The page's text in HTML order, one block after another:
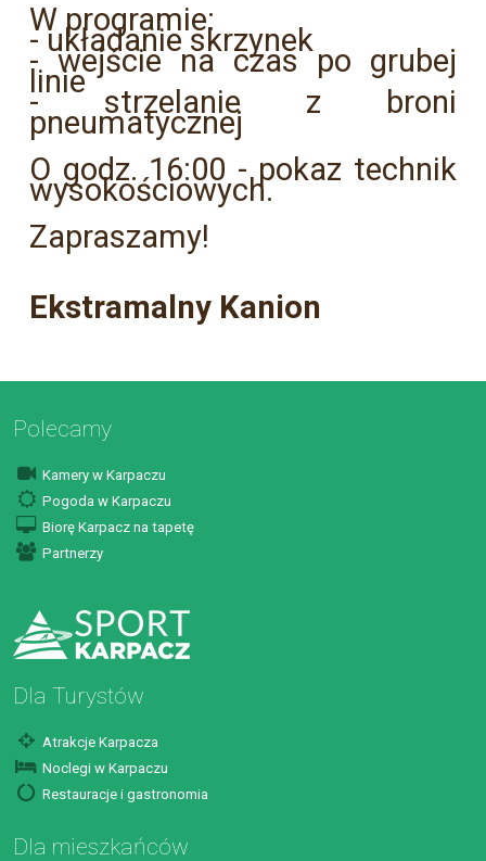
W programie:
- układanie skrzynek
- wejście na czas po grubej
linie
- strzelanie z broni
pneumatycznej
O godz. 16:00 - pokaz technik
wysokościowych.
Zapraszamy!
Ekstramalny Kanion
Polecamy
Kamery w Karpaczu
Pogoda w Karpaczu
Biorę Karpacz na tapetę
Partnerzy
Dla Turystów
Atrakcje Karpacza
Noclegi w Karpaczu
Restauracje i gastronomia
Dla mieszkańców